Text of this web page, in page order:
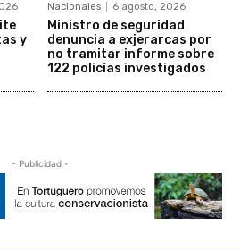
y
Nacionales 6 agosto, 2026
Ministro de seguridad
denuncia a exjerarcas por
no tramitar informe sobre
122 policías investigados
- Publicidad -